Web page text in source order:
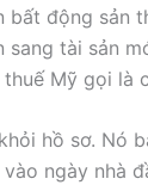
bất động sản
tài sản
Mỹ gọi là
hồ sơ. Nó
ngày nhà